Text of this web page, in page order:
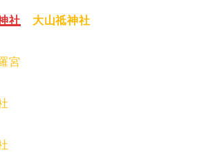
社 大山祗神社
宮